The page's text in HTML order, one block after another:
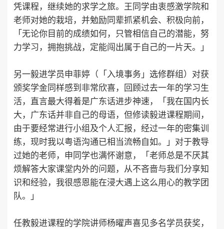
凭课程，继续她的求学之旅。王同学由衷感激学院和
老师对她的栽培，并勉励同辈抓紧机会、积极向前，
「无论你目前的成绩如何，只管相信自己的潜能，努
力学习，拥抱挑战，定能闯出属于自己的一片天。」
另一毅进学员申菲婷（「入境事务」选修群组）对获
颁奖学金同样感到非常欣喜，回顾过去一年的学习生
活，直言最大得着是广东话进步神速，「我在国内长
大，广东话并非自己的母语，但修读毅进课程期间，
由于要经常进行小组及个人汇报，经过一年的密集训
练，现时我以粤语沟通已相当流畅自如。」对于教导
过她的老师，申同学也满怀谢意，「老师总是不厌其
烦解答大家课堂内外的问题，从不吝啬与我们分享知
识和经验，我很感恩能在浸大遇上这么用心的教学团
队。」
任教毅进课程的学院讲师杨曜声喜见多名学员获奖，